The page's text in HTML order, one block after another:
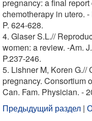
pregnancy: a final
chemotherapy in utero.
P. 624-628.
4. Glaser S.L.//
women: a review. -Am.
P.237-246.
5. Lishner M, Koren G.//
pregnancy. Consortium
Can. Fam. Physician. -
Предыдущий раздел |